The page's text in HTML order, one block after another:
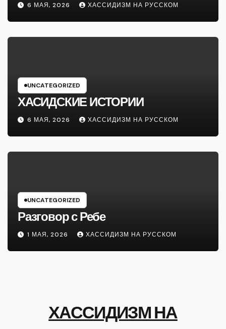
6 МАЯ, 2026 ХАССИДИЗМ НА РУССКОМ
UNCATEGORIZED
ХАСИДСКИЕ ИСТОРИИ
6 МАЯ, 2026 ХАССИДИЗМ НА РУССКОМ
UNCATEGORIZED
Разговор с Ребе
1 МАЯ, 2026 ХАССИДИЗМ НА РУССКОМ
ХАССИДИЗМ НА